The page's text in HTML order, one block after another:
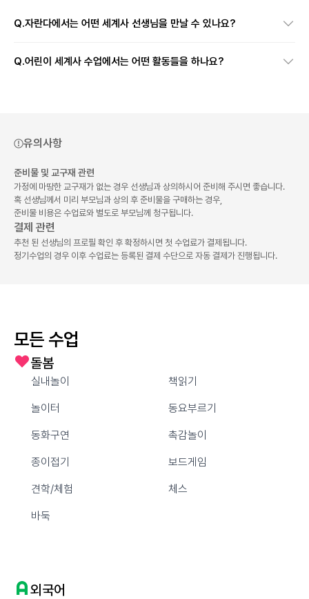
Q.자란다에서는 어떤 세계사 선생님을 만날 수 있나요?
Q.어린이 세계사 수업에서는 어떤 활동들을 하나요?
유의사항
준비물 및 교구재 관련
가정에 마땅한 교구재가 없는 경우 선생님과 상의하시어 준비해 주시면 좋습니다.
혹 선생님께서 미리 부모님과 상의 후 준비물을 구매하는 경우,
준비물 비용은 수업료와 별도로 부모님께 청구됩니다.
결제 관련
추천 된 선생님의 프로필 확인 후 확정하시면 첫 수업료가 결제됩니다.
정기수업의 경우 이후 수업료는 등록된 결제 수단으로 자동 결제가 진행됩니다.
모든 수업
돌봄
실내놀이 책읽기
놀이터 동요부르기
동화구연 촉감놀이
종이접기 보드게임
견학/체험 체스
바둑
외국어